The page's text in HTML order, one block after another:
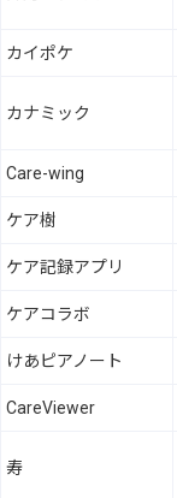
カイポケ
カナミック
Care-wing
ケア樹
ケア記録アプリ
ケアコラボ
けあピアノート
CareViewer
寿